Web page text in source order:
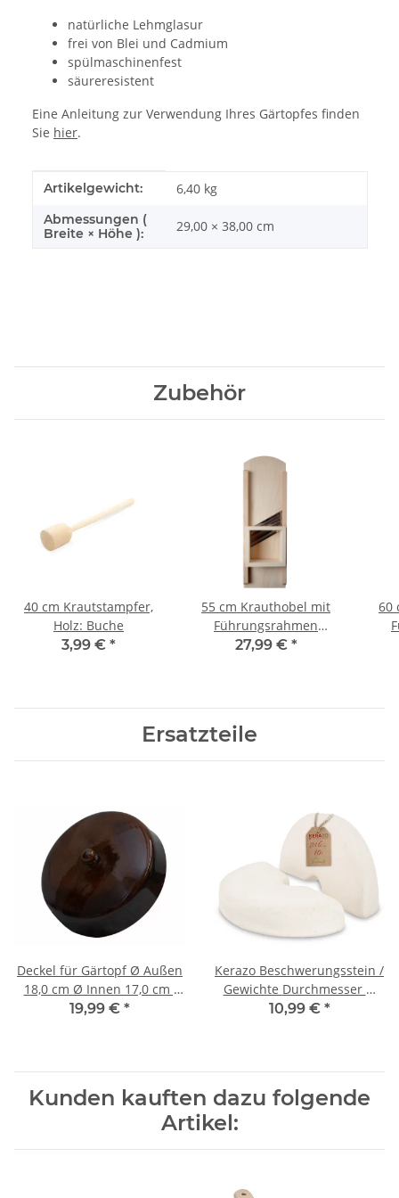
natürliche Lehmglasur
frei von Blei und Cadmium
spülmaschinenfest
säureresistent
Eine Anleitung zur Verwendung Ihres Gärtopfes finden
Sie hier.
Produkteigenschaft
Wert
Artikelgewicht: 6,40 kg
Abmessungen (
Breite × Höhe ):
29,00 × 38,00 cm
Zubehör
40 cm Krautstampfer,
Holz: Buche
3,99 € *
55 cm Krauthobel mit
Führungsrahmen
(Schlitten), Holz: Buche
27,99 € *
60
Ersatzteile
Deckel für Gärtopf Ø Außen
18,0 cm Ø Innen 17,0 cm ,
braun-glänzend
19,99 € *
Kerazo Beschwerungsstein /
Gewichte Durchmesser Ø
17,0 cm aus Steinzeug-
10,99 € *
Kunden kauften dazu folgende
Artikel: